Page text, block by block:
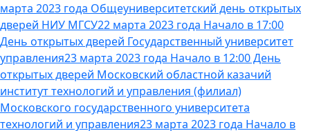
марта 2023 года Общеуниверситетский день открытых
дверей НИУ МГСУ22 марта 2023 года Начало в 17:00
День открытых дверей Государственный университет
управления23 марта 2023 года Начало в 12:00 День
открытых дверей Московский областной казачий
институт технологий и управления (филиал)
Московского государственного университета
технологий и управления23 марта 2023 года Начало в